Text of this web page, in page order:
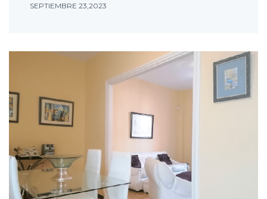
SEPTIEMBRE 23,2023